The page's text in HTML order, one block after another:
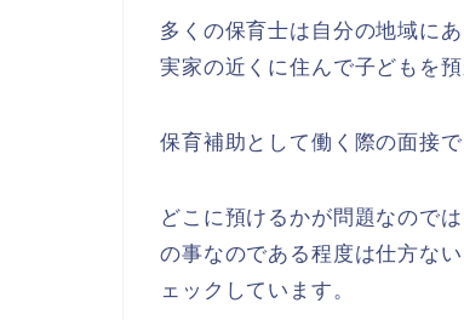
多くの保育士は自分の地域に
実家の近くに住んで子どもを
保育補助として働く際の面接
どこに預けるかが問題なので
の事なのである程度は仕方な
ェックしています。